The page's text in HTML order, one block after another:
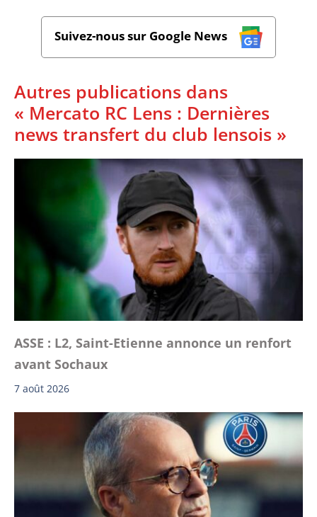
Suivez-nous sur Google News
Autres publications dans
« Mercato RC Lens : Dernières
news transfert du club lensois »
ASSE : L2, Saint-Etienne annonce un renfort
avant Sochaux
7 août 2026